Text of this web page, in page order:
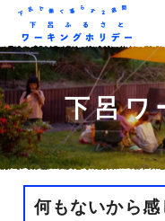
下呂ワ
何もないから感